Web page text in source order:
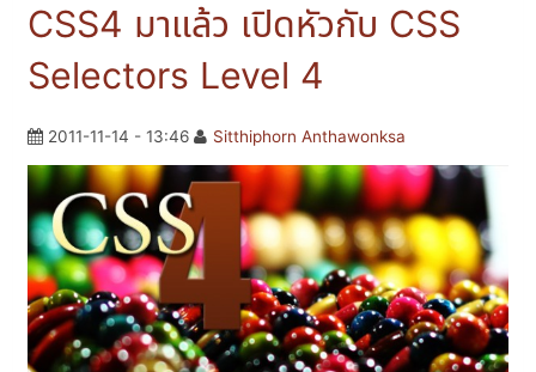
CSS4 มาแล้ว เปิดหัวกับ CSS
Selectors Level 4
2011-11-14 - 13:46 Sitthiphorn Anthawonksa